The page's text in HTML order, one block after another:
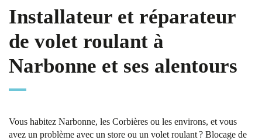
Installateur et réparateur
de volet roulant à
Narbonne et ses alentours
Vous habitez Narbonne, les Corbières ou les environs, et vous
avez un problème avec un store ou un volet roulant ? Blocage de